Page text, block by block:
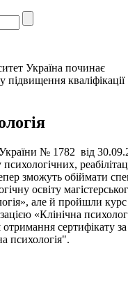
Україна починає
підвищення кваліфікації
№ 1782 від
зможуть обіймати
освіту
але й пройшли
«Клінічна
сертифікату за
психологія".